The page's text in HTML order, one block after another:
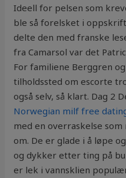
Ideell for pelsen som
ble så forelsket i
delte den med franske
fra Camarsol var det
For familiene Berggren
tilholdssted om escorte
også selv, så klart. Dag 2
Norwegian milf free
med en overraskelse
om. De er glade i å løpe
og dykker etter ting på
er lek i vannsklien